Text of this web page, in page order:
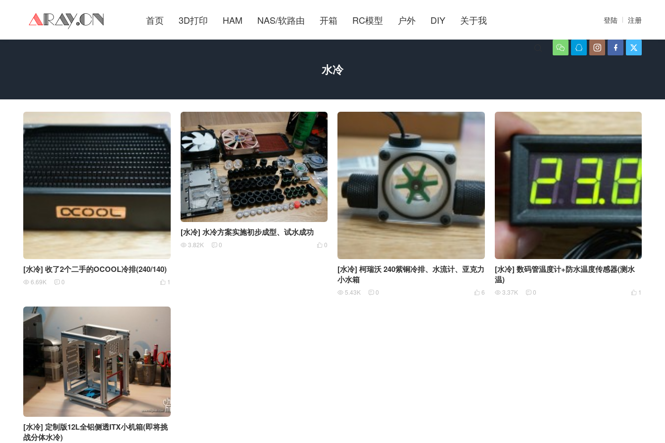
首页 3D打印 HAM NAS/软路由 开箱 RC模型 户外 DIY 关于我 登陆 注册
    
水冷
[水冷] 收了2个二手的OCOOL冷排(240/140)
 1
 6.69K  0
[水冷] 水冷方案实施初步成型、试水成功
 0
 3.82K  0
[水冷] 柯瑞沃 240紫铜冷排、水流计、亚克力
小水箱
 6
 5.43K  0
[水冷] 数码管温度计+防水温度传感器(测水
温)
 1
 3.37K  0
[水冷] 定制版12L全铝侧透ITX小机箱(即将挑
战分体水冷)